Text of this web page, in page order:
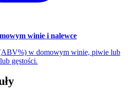
winie i nalewce
w domowym winie, piwie lub
gęstości.